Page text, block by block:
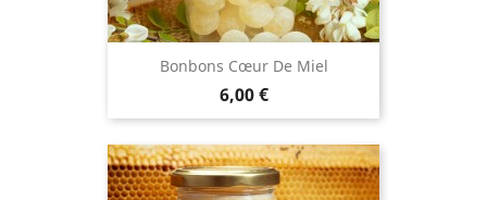
Bonbons Cœur De Miel
Prix
6,00 €